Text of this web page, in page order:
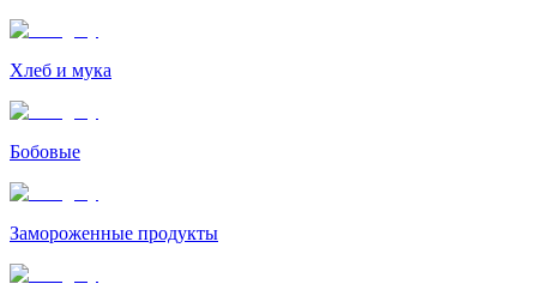
Хлеб и мука
Бобовые
Замороженные продукты